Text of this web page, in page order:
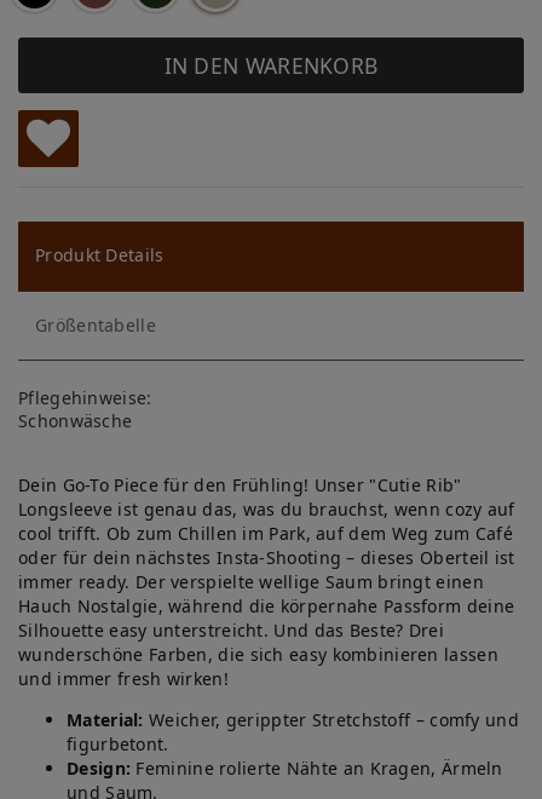
IN DEN WARENKORB
W
u
ns
ch
lis
te
Produkt Details
Größentabelle
Pflegehinweise:
Schonwäsche
Dein Go-To Piece für den Frühling! Unser "Cutie Rib"
Longsleeve ist genau das, was du brauchst, wenn cozy auf
cool trifft. Ob zum Chillen im Park, auf dem Weg zum Café
oder für dein nächstes Insta-Shooting – dieses Oberteil ist
immer ready. Der verspielte wellige Saum bringt einen
Hauch Nostalgie, während die körpernahe Passform deine
Silhouette easy unterstreicht. Und das Beste? Drei
wunderschöne Farben, die sich easy kombinieren lassen
und immer fresh wirken!
Material: Weicher, gerippter Stretchstoff – comfy und
figurbetont.
Design: Feminine rolierte Nähte an Kragen, Ärmeln
und Saum.